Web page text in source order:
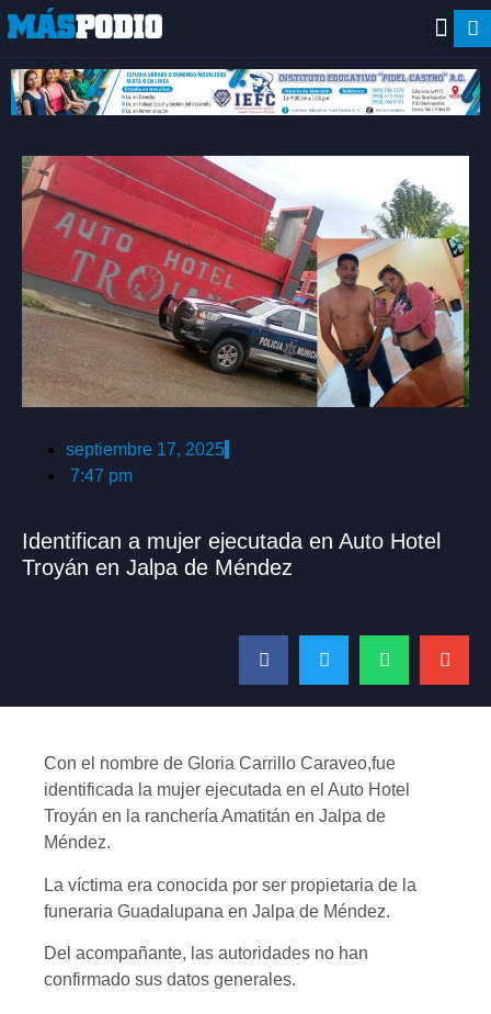
septiembre 17, 2025
7:47 pm
Identifican a mujer ejecutada en Auto Hotel
Troyán en Jalpa de Méndez
Con el nombre de Gloria Carrillo Caraveo,fue
identificada la mujer ejecutada en el Auto Hotel
Troyán en la ranchería Amatitán en Jalpa de
Méndez.
La víctima era conocida por ser propietaria de la
funeraria Guadalupana en Jalpa de Méndez.
Del acompañante, las autoridades no han
confirmado sus datos generales.